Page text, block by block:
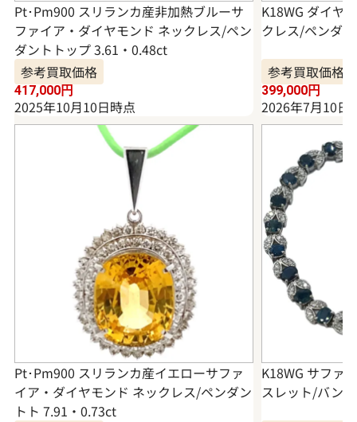
Pt･Pm900 スリランカ産非加熱ブルーサ
ファイア・ダイヤモンド ネックレス/ペン
ダントトップ 3.61・0.48ct
参考買取価格
417,000円
2025年10月10日時点
K18WG ダイヤ
クレス/ペンダ
参考買取価格
399,000円
2026年7月10日
Pt･Pm900 スリランカ産イエローサファ
イア・ダイヤモンド ネックレス/ペンダン
トト 7.91・0.73ct
K18WG サファ
スレット/バン